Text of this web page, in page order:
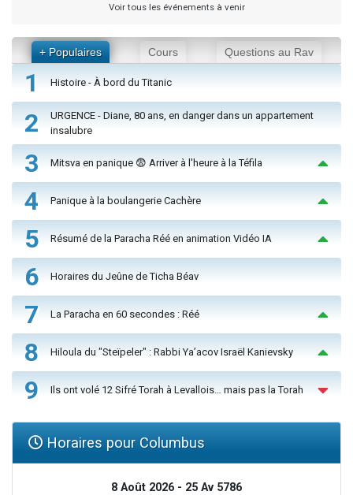
Voir tous les événements à venir
+ Populaires Cours Questions au Rav
1 Histoire - À bord du Titanic
2
URGENCE - Diane, 80 ans, en danger dans un appartement
insalubre
3 Mitsva en panique 😨 Arriver à l'heure à la Téfila
4 Panique à la boulangerie Cachère
5 Résumé de la Paracha Réé en animation Vidéo IA
6 Horaires du Jeûne de Ticha Béav
7 La Paracha en 60 secondes : Réé
8 Hiloula du "Steïpeler" : Rabbi Ya’acov Israël Kanievsky
9 Ils ont volé 12 Sifré Torah à Levallois… mais pas la Torah
Horaires pour Columbus
8 Août 2026 - 25 Av 5786